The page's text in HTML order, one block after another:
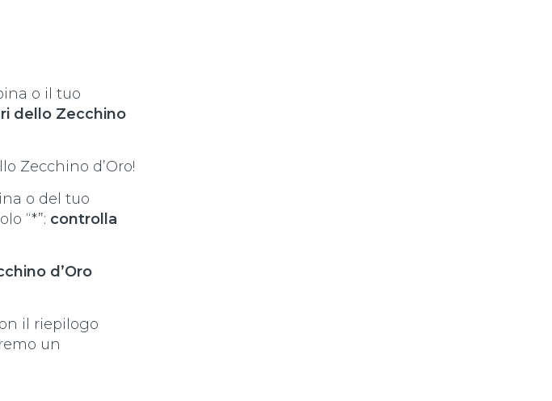
o il tuo
dello Zecchino
Zecchino d’Oro!
o del tuo
“*”: controlla
d’Oro
il riepilogo
un